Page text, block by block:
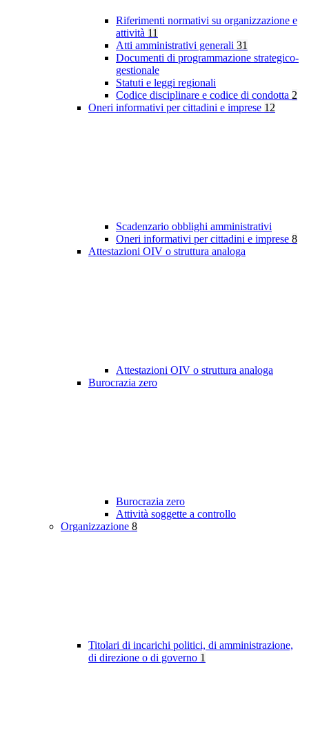
Riferimenti normativi su organizzazione e
attività 11
Atti amministrativi generali 31
Documenti di programmazione strategico-
gestionale
Statuti e leggi regionali
Codice disciplinare e codice di condotta 2
Oneri informativi per cittadini e imprese 12
Scadenzario obblighi amministrativi
Oneri informativi per cittadini e imprese 8
Attestazioni OIV o struttura analoga
Attestazioni OIV o struttura analoga
Burocrazia zero
Burocrazia zero
Attività soggette a controllo
Organizzazione 8
Titolari di incarichi politici, di amministrazione,
di direzione o di governo 1